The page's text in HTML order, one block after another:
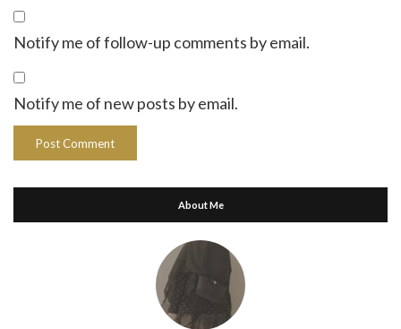
Notify me of follow-up comments by email.
Notify me of new posts by email.
About Me